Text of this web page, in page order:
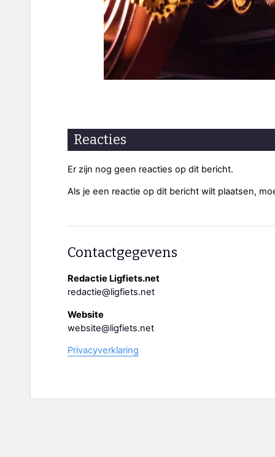
Reacties
Er zijn nog geen reacties op dit bericht.
Als je een reactie op dit bericht wilt plaatsen,
Contactgegevens
Redactie Ligfiets.net
redactie@ligfiets.net
Website
website@ligfiets.net
Privacyverklaring